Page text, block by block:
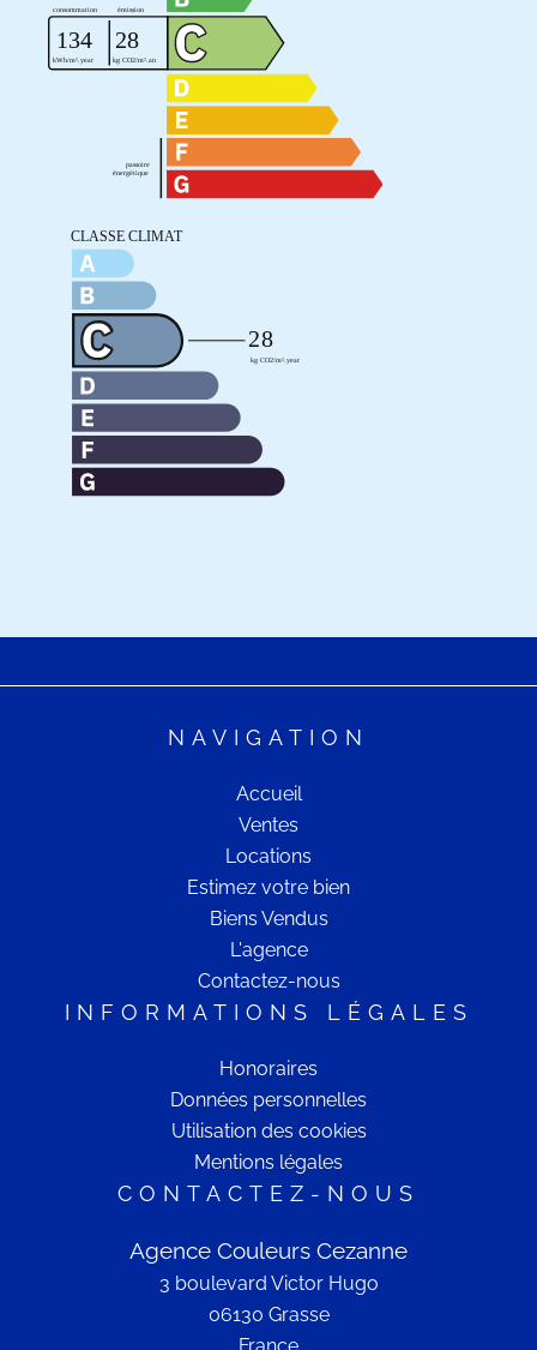
NAVIGATION
Accueil
Ventes
Locations
Estimez votre bien
Biens Vendus
L'agence
Contactez-nous
INFORMATIONS LÉGALES
Honoraires
Données personnelles
Utilisation des cookies
Mentions légales
CONTACTEZ-NOUS
Agence Couleurs Cezanne
3 boulevard Victor Hugo
06130 Grasse